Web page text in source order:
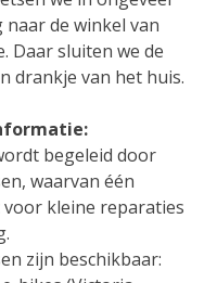
de winkel van
Daar sluiten we de
drankje van het huis.
begeleid door
waarvan één
voor kleine reparaties
zijn beschikbaar: